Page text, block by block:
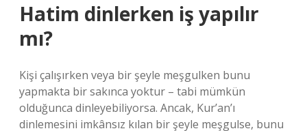
Hatim dinlerken iş yapılır
mı?
Kişi çalışırken veya bir şeyle meşgulken bunu
yapmakta bir sakınca yoktur – tabi mümkün
olduğunca dinleyebiliyorsa. Ancak, Kur’an’ı
dinlemesini imkânsız kılan bir şeyle meşgulse, bunu